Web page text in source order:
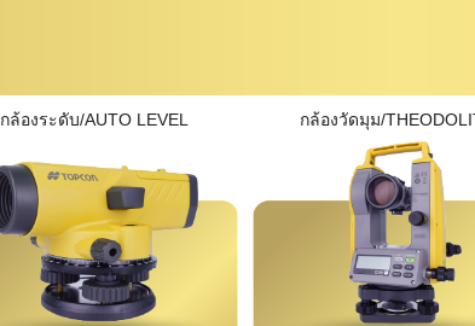
กล้องระดับ/AUTO LEVEL กล้องวัดมุม/